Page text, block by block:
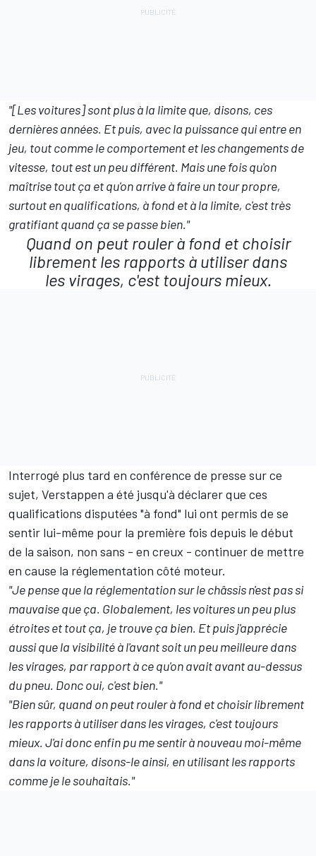
"[Les voitures] sont plus à la limite que, disons, ces
dernières années. Et puis, avec la puissance qui entre en
jeu, tout comme le comportement et les changements de
vitesse, tout est un peu différent. Mais une fois qu'on
maîtrise tout ça et qu'on arrive à faire un tour propre,
surtout en qualifications, à fond et à la limite, c'est très
gratifiant quand ça se passe bien."
Quand on peut rouler à fond et choisir
librement les rapports à utiliser dans
les virages, c'est toujours mieux.
Interrogé plus tard en conférence de presse sur ce
sujet, Verstappen a été jusqu'à déclarer que ces
qualifications disputées "à fond" lui ont permis de se
sentir lui-même pour la première fois depuis le début
de la saison, non sans - en creux - continuer de mettre
en cause la réglementation côté moteur.
"Je pense que la réglementation sur le châssis n'est pas si
mauvaise que ça. Globalement, les voitures un peu plus
étroites et tout ça, je trouve ça bien. Et puis j'apprécie
aussi que la visibilité à l'avant soit un peu meilleure dans
les virages, par rapport à ce qu'on avait avant au-dessus
du pneu. Donc oui, c'est bien."
"Bien sûr, quand on peut rouler à fond et choisir librement
les rapports à utiliser dans les virages, c'est toujours
mieux. J'ai donc enfin pu me sentir à nouveau moi-même
dans la voiture, disons-le ainsi, en utilisant les rapports
comme je le souhaitais."